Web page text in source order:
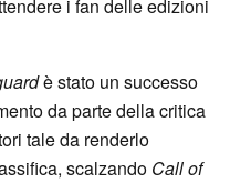
i fan delle edizioni
è stato un successo
da parte della critica
tale da renderlo
scalzando Call of